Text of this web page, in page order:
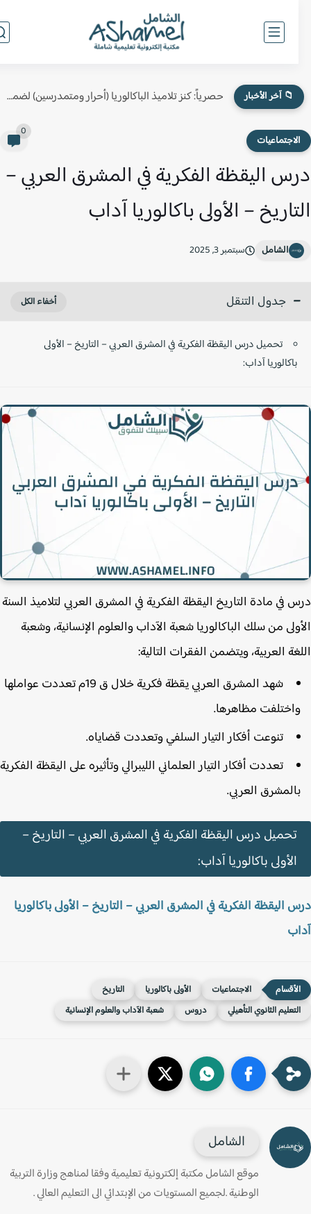
📁 آخر الأخبار حصرياً: كنز تلاميذ الباكالوريا (أحرار ومتمدرسين) لضمان النقطة الكاملة في...
اليقظة الفكرية في المشرق العربي –
– الأولى باكالوريا آداب
الشامل سبتمبر 3, 2025
جدول التنقل
تحميل درس اليقظة الفكرية في المشرق العربي – التاريخ – الأولى
باكالوريا آداب:
في مادة التاريخ اليقظة الفكرية في المشرق العربي لتلاميذ السنة
من سلك الباكالوريا شعبة الآداب والعلوم الإنسانية، وشعبة
العربية، ويتضمن الفقرات التالية:
شهد المشرق العربي يقظة فكرية خلال ق 19م تعددت عواملها
مظاهرها.
تنوعت أفكار التيار السلفي وتعددت قضاياه.
تعددت أفكار التيار العلماني الليبرالي وتأثيره على اليقظة الفكرية
العربي.
تحميل درس اليقظة الفكرية في المشرق العربي – التاريخ –
الأولى باكالوريا آداب:
اليقظة الفكرية في المشرق العربي – التاريخ – الأولى باكالوريا
الاجتماعيات الأولى باكالوريا
التاريخ
الثانوي التأهيلي
دروس شعبة الآداب والعلوم الإنسانية
الشامل
موقع الشامل مكتبة إلكترونية تعليمية وفقا لمناهج وزارة التربية
الوطنية .لجميع المستويات من الإبتدائي الى التعليم العالي .